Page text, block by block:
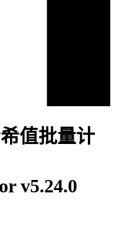
值批量计
v5.24.0